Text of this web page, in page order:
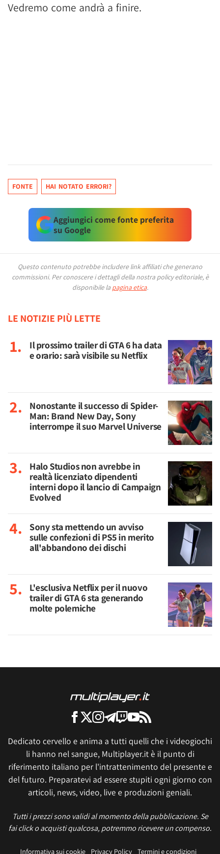
Vedremo come andrà a finire.
FONTE HAI NOTATO ERRORI?
Aggiungici come fonte preferita
su Google
Questo contenuto potrebbe includere link affiliati che generano
commissioni. Per conoscere i dettagli della nostra policy editoriale, è
disponibile la pagina etica.
LE NOTIZIE PIÙ LETTE
Il prossimo trailer di GTA 6 ha data
e orario: sarà visibile su Netflix
Nonostante il successo di Spider-
Man: Brand New Day, Sony
interrompe il suo Marvel Universe
Halo Studios non avrebbe in
realtà licenziato dipendenti
interni dopo il lancio di Campaign
Evolved
Sony sta mettendo un avviso
sulle confezioni di PS5 in merito
all'abbandono dei dischi
L'esclusiva Netflix per il nuovo
trailer di GTA 6 sta generando
molte polemiche
Dedicato cervello e anima a tutti quelli che i videogiochi
li hanno nel sangue, Multiplayer.it è il punto di
riferimento italiano per l'intrattenimento del presente e
del futuro. Preparatevi ad essere stupiti ogni giorno con
articoli, news, video, live e produzioni geniali.
Tutti i prezzi sono validi al momento della pubblicazione. Se
fai click o acquisti qualcosa, potremmo ricevere un compenso.
Informativa sui cookie Privacy Policy Termini e condizioni